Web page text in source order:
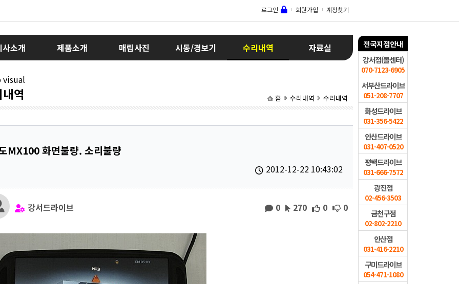
전국지점안내
강서점(콜센터)
070-7123-6905
서부산드라이브
051-208-7707
화성드라이브
031-356-5422
안산드라이브
031-407-0520
평택드라이브
031-666-7572
광진점
02-456-3503
금천구점
02-802-2210
안산점
031-416-2210
구미드라이브
054-471-1080
로그인 회원가입 계정찾기
사소개 제품소개 매립사진 시동/경보기 수리내역 자료실
역 홈 수리내역 수리내역
MX100 화면불량. 소리불량
2012-12-22 10:43:02
강서드라이브 0 270 0 0